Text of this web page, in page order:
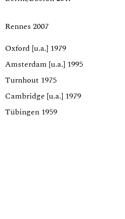
Rennes 2007
Oxford [u.a.] 1979
Amsterdam [u.a.] 1995
Turnhout 1975
Cambridge [u.a.] 1979
Tübingen 1959